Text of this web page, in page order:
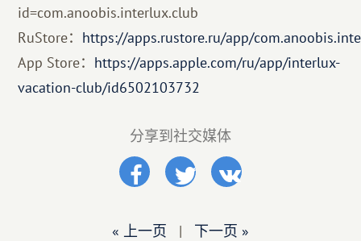
id=com.anoobis.interlux.club
RuStore： https://apps.rustore.ru/app/
App Store： https://apps.apple.com/ru/app/interlux-
vacation-club/id6502103732
分享到社交媒体
« 上一页 | 下一页 »